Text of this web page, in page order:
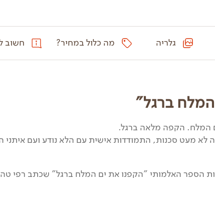
גלריה מה כלול במחיר? חשוב
ברגל"
מעט סכנות, התמודדות אישית עם הלא נודע ועם איתני